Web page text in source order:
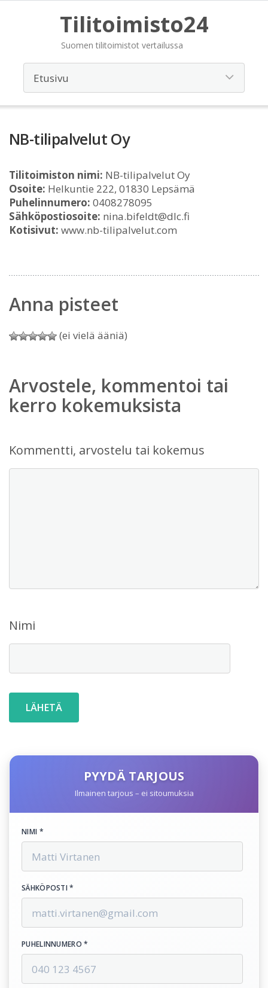
Tilitoimisto24
Suomen tilitoimistot vertailussa
NB-tilipalvelut Oy
Tilitoimiston nimi: NB-tilipalvelut Oy
Osoite: Helkuntie 222, 01830 Lepsämä
Puhelinnumero: 0408278095
Sähköpostiosoite: nina.bifeldt@dlc.fi
Kotisivut: www.nb-tilipalvelut.com
Anna pisteet
(ei vielä ääniä)
Arvostele, kommentoi tai
kerro kokemuksista
Kommentti, arvostelu tai kokemus
Nimi
PYYDÄ TARJOUS
Ilmainen tarjous – ei sitoumuksia
NIMI *
SÄHKÖPOSTI *
PUHELINNUMERO *